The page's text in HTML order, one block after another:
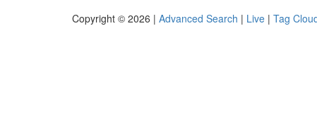
Copyright © 2026 | Advanced Search | Live | Tag